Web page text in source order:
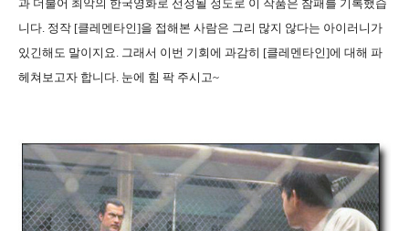
과 더불어 최악의 한국영화로 선정될 정도로 이 작품은 참패를 기록했습
니다. 정작 [클레멘타인]을 접해본 사람은 그리 많지 않다는 아이러니가
있긴해도 말이지요. 그래서 이번 기회에 과감히 [클레멘타인]에 대해 파
헤쳐보고자 합니다. 눈에 힘 팍 주시고~